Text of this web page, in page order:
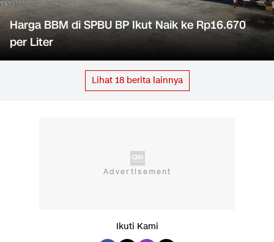
Harga BBM di SPBU BP Ikut Naik ke Rp16.670
per Liter
Lihat 18berita lainnya
Ikuti Kami